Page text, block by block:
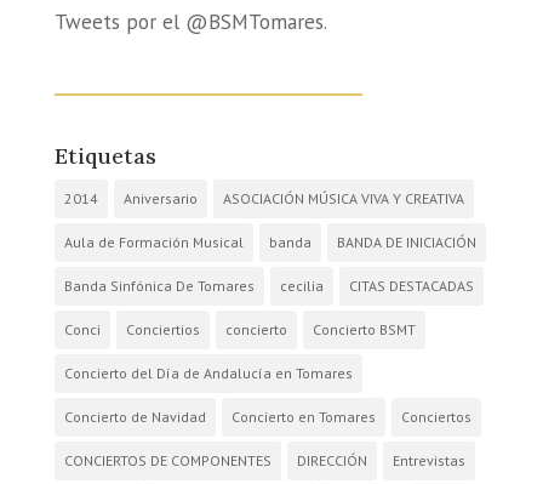
Tweets por el @BSMTomares.
Etiquetas
2014 Aniversario ASOCIACIÓN MÚSICA VIVA Y CREATIVA
Aula de Formación Musical banda BANDA DE INICIACIÓN
Banda Sinfónica De Tomares cecilia CITAS DESTACADAS
Conci Conciertios concierto Concierto BSMT
Concierto del Día de Andalucía en Tomares
Concierto de Navidad Concierto en Tomares Conciertos
CONCIERTOS DE COMPONENTES DIRECCIÓN Entrevistas